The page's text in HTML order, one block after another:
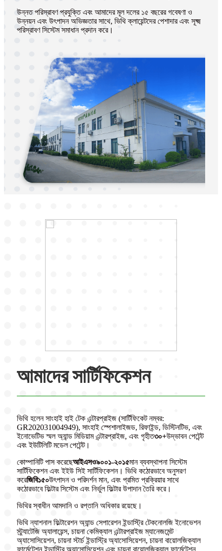
উন্নত পরিস্রাবণ প্রযুক্তি এবং আমাদের মূল দলের ১৫ বছরের গবেষণা ও
উন্নয়ন এবং উৎপাদন অভিজ্ঞতার সাথে, ভিথি ক্লায়েন্টদের পেশাদার এবং সূক্ষ্ম
পরিস্রাবণ সিস্টেম সমাধান প্রদান করে।
আমাদের সার্টিফিকেশন
ভিথি হলেন সাংহাই হাই টেক এন্টারপ্রাইজ (সার্টিফিকেট নম্বর:
GR202031004949), সাংহাই স্পেশালাইজড, রিফাইন্ড, ডিস্টিনটিভ, এবং
ইনোভেটিভ স্মল অ্যান্ড মিডিয়াম এন্টারপ্রাইজ, এবং গৃহীত৩০+উদ্ভাবন পেটেন্ট
এবং ইউটিলিটি মডেল পেটেন্ট।
কোম্পানিটি পাস করেছেআইএসও৯০০১-২০১৫মান ব্যবস্থাপনা সিস্টেম
সার্টিফিকেশন এবং ইইউ সিই সার্টিফিকেশন। ভিথি কঠোরভাবে অনুসরণ
করেজিবি১৫০উৎপাদন ও পরিদর্শন মান, এবং প্রমিত প্রক্রিয়ার সাথে
কঠোরভাবে ফিল্টার সিস্টেম এবং নির্ভুল ফিল্টার উপাদান তৈরি করে।
ভিথির স্বাধীন আমদানি ও রপ্তানি অধিকার রয়েছে।
ভিথি ন্যাশনাল ফিল্টারেশন অ্যান্ড সেপারেশন ইন্ডাস্ট্রি টেকনোলজি ইনোভেশন
স্ট্র্যাটেজি অ্যালায়েন্স, চায়না কেমিক্যাল এন্টারপ্রাইজ ম্যানেজমেন্ট
অ্যাসোসিয়েশন, চায়না স্টার্চ ইন্ডাস্ট্রি অ্যাসোসিয়েশন, চায়না বায়োলজিক্যাল
ফার্মেন্টেশন ইন্ডাস্ট্রি অ্যাসোসিয়েশন এবং চায়না বায়োলজিক্যাল ফার্মেন্টেশন